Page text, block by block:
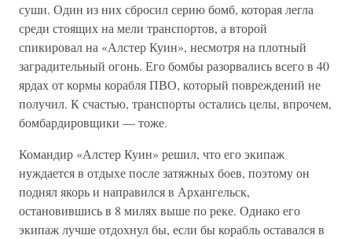
суши. Один из них сбросил серию бомб, которая легла
среди стоящих на мели транспортов, а второй
спикировал на «Алстер Куин», несмотря на плотный
заградительный огонь. Его бомбы разорвались всего в 40
ярдах от кормы корабля ПВО, который повреждений не
получил. К счастью, транспорты остались целы, впрочем,
бомбардировщики — тоже.
Командир «Алстер Куин» решил, что его экипаж
нуждается в отдыхе после затяжных боев, поэтому он
поднял якорь и направился в Архангельск,
остановившись в 8 милях выше по реке. Однако его
экипаж лучше отдохнул бы, если бы корабль оставался в